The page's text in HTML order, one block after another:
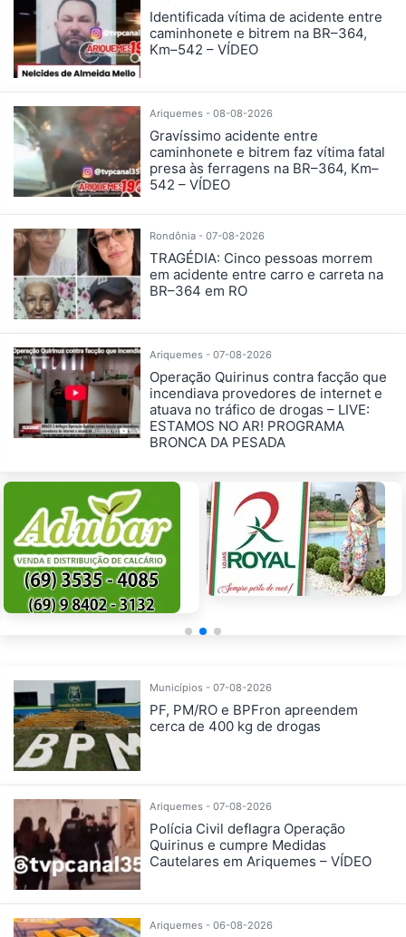
Identificada vítima de acidente entre
caminhonete e bitrem na BR–364,
Km–542 – VÍDEO
Ariquemes - 08-08-2026
Gravíssimo acidente entre
caminhonete e bitrem faz vítima fatal
presa às ferragens na BR–364, Km–
542 – VÍDEO
Rondônia - 07-08-2026
TRAGÉDIA: Cinco pessoas morrem
em acidente entre carro e carreta na
BR–364 em RO
Ariquemes - 07-08-2026
Operação Quirinus contra facção que
incendiava provedores de internet e
atuava no tráfico de drogas – LIVE:
ESTAMOS NO AR! PROGRAMA
BRONCA DA PESADA
Municípios - 07-08-2026
PF, PM/RO e BPFron apreendem
cerca de 400 kg de drogas
Ariquemes - 07-08-2026
Polícia Civil deflagra Operação
Quirinus e cumpre Medidas
Cautelares em Ariquemes – VÍDEO
Ariquemes - 06-08-2026